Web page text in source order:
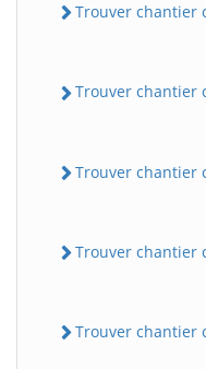
Trouver chantier
Trouver chantier
Trouver chantier
Trouver chantier
Trouver chantier